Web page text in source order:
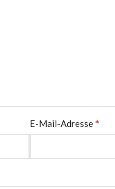
E-Mail-Adresse*